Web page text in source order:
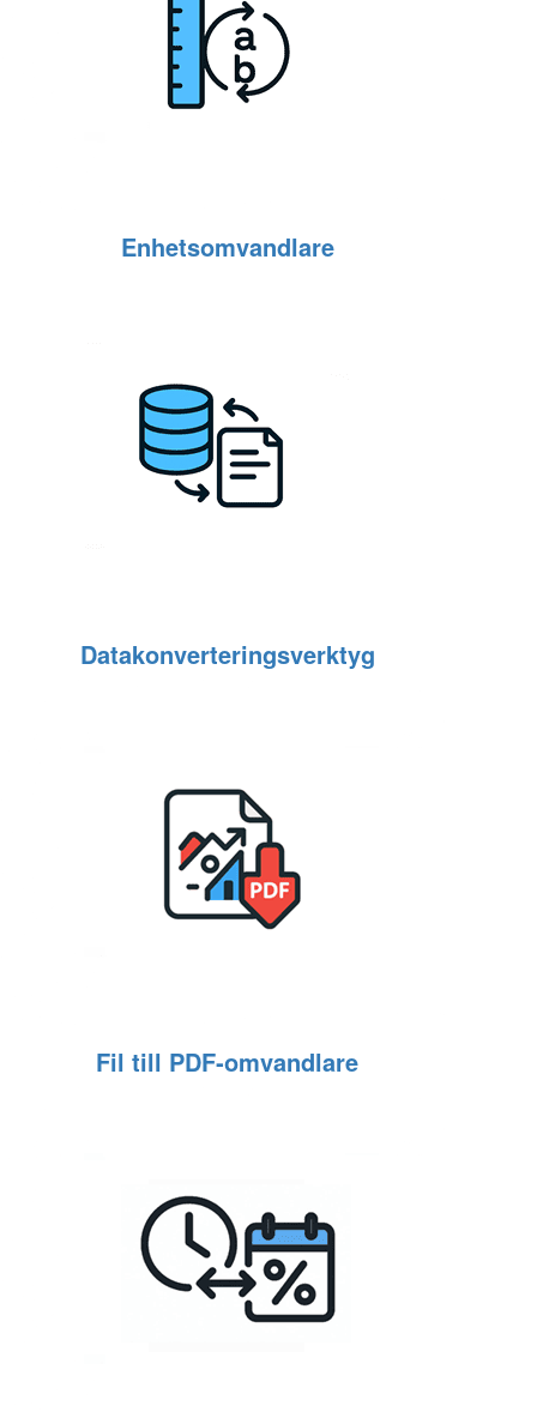
Enhetsomvandlare
Datakonverteringsverktyg
Fil till PDF‑omvandlare